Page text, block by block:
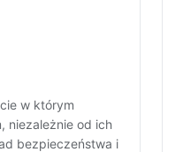
w którym
niezależnie od ich
bezpieczeństwa i